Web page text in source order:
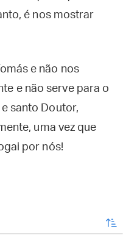
é nos mostrar
e não nos
e não serve para o
santo Doutor,
uma vez que
por nós!
enviar